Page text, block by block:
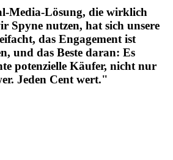
Media-Lösung, die wirklich
Spyne nutzen, hat sich unsere
das Engagement ist
und das Beste daran: Es
potenzielle Käufer, nicht nur
Jeden Cent wert."